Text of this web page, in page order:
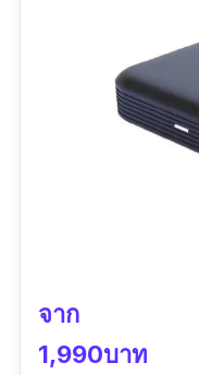
จาก
1,990บาท